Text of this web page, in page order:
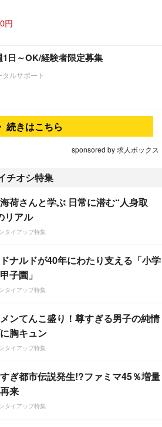
円
日～OK/経験者限定募集
ルサポート
続きはこちら
sponsored by 求人ボックス
チオシ特集
荷さんと学ぶ 日常に潜む“人身取
リアル
タイアップ特集
ナルドが40年にわたり支える「小学
子園」
タイアップ特集
ンてんこ盛り！尊すぎる男子の純情
胸キュン
タイアップ特集
ぎ都市伝説発生!?ファミマ45％増量
来
タイアップ特集